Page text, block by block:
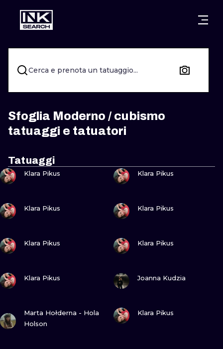
CITTÀ WARSAW
CRACOW WROCLAW
BERLIN LONDON
HEIDELBERG EDINBURGH
MANCHESTER AMSTERDAM
BUDAPEST
STILI
LETTERING
NEW
UV
Cerca e prenota un tatuaggio...
Sfoglia Moderno / cubismo
tatuaggi e tatuatori
Tatuaggi
GUARDA
Klara Pikus
GUARDA
Klara Pikus
Klara Pikus Klara Pikus
Klara Pikus Klara Pikus
Klara Pikus Joanna Kudzia
Marta Hołderna - Hola
Holson
Klara Pikus